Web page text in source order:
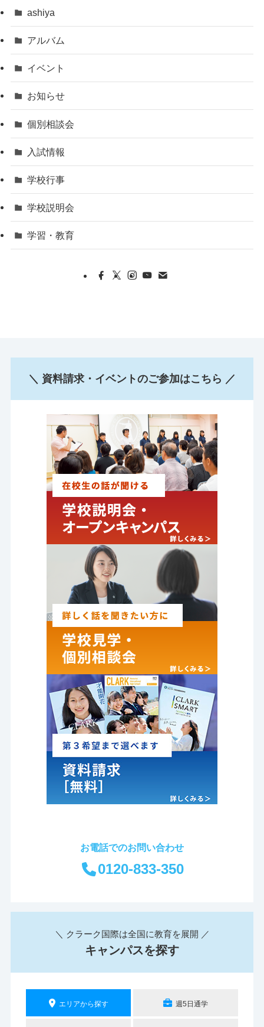
ashiya
アルバム
イベント
お知らせ
個別相談会
入試情報
学校行事
学校説明会
学習・教育
＼ 資料請求・イベントのご参加はこちら ／
お電話でのお問い合わせ
0120-833-350
＼ クラーク国際は全国に教育を展開 ／
キャンパスを探す
エリアから探す 週5日通学